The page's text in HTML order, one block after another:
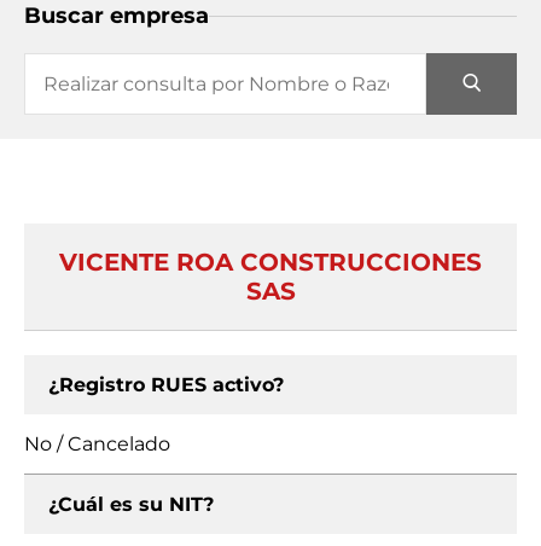
Buscar empresa
VICENTE ROA CONSTRUCCIONES
SAS
¿Registro RUES activo?
No / Cancelado
¿Cuál es su NIT?